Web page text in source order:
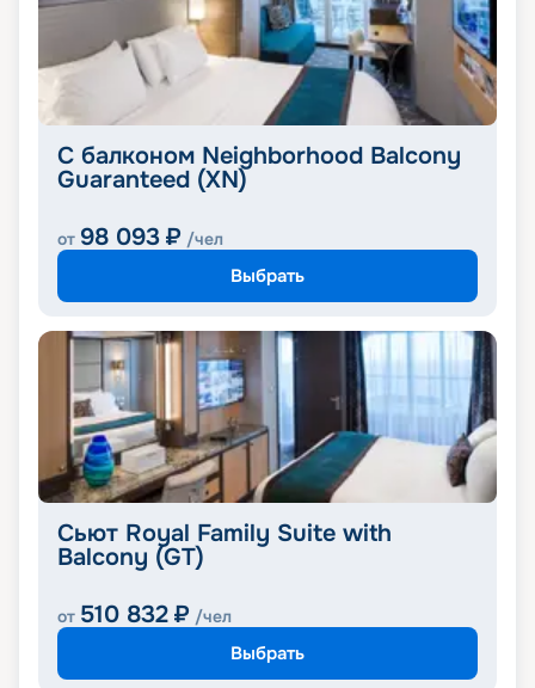
С балконом Neighborhood Balcony
Guaranteed (XN)
от 98 093 ₽ /чел
Выбрать
Сьют Royal Family Suite with
Balcony (GT)
от 510 832 ₽ /чел
Выбрать